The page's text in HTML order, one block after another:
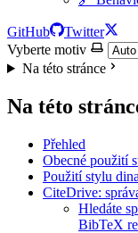
GitHub
Twitter
Vyberte motiv
Na této stránce
Na této
Přehled
Obecné použití
Použití stylu
CiteDrive:
Hledáte
BibTeX